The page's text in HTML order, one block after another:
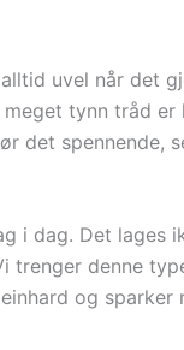
uvel når det
meget tynn tråd er
det spennende,
i dag. Det lages
trenger denne
og sparker